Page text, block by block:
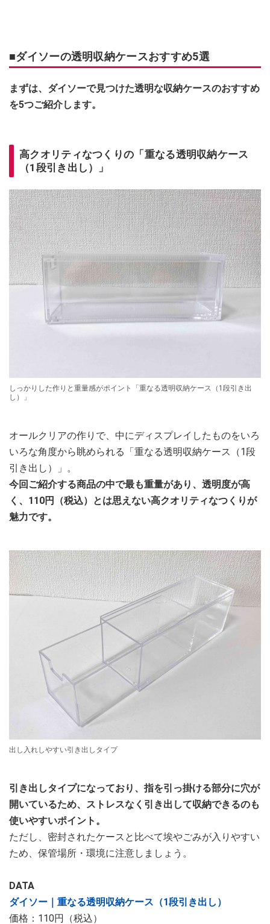
■ダイソーの透明収納ケースおすすめ5選
まずは、ダイソーで見つけた透明な収納ケースのおすすめ
を5つご紹介します。
高クオリティなつくりの「重なる透明収納ケース
（1段引き出し）」
しっかりした作りと重量感がポイント「重なる透明収納ケース（1段引き出
し）」
オールクリアの作りで、中にディスプレイしたものをいろ
いろな角度から眺められる「重なる透明収納ケース（1段
引き出し）」。
今回ご紹介する商品の中で最も重量があり、透明度が高
く、110円（税込）とは思えない高クオリティなつくりが
魅力です。
出し入れしやすい引き出しタイプ
引き出しタイプになっており、指を引っ掛ける部分に穴が
開いているため、ストレスなく引き出して収納できるのも
使いやすいポイント。
ただし、密封されたケースと比べて埃やごみが入りやすい
ため、保管場所・環境に注意しましょう。
DATA
ダイソー｜重なる透明収納ケース（1段引き出し）
価格：110円（税込）